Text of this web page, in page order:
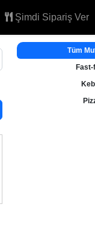
Şimdi Sipariş Ver
Tüm
Fast-